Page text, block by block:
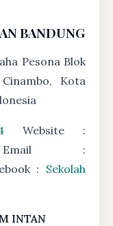
BANDUNG
Pesona Blok
Kota
Website :
:
: Sekolah
INTAN